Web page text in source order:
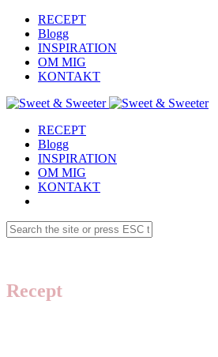
RECEPT
Blogg
INSPIRATION
OM MIG
KONTAKT
RECEPT
Blogg
INSPIRATION
OM MIG
KONTAKT
Recept